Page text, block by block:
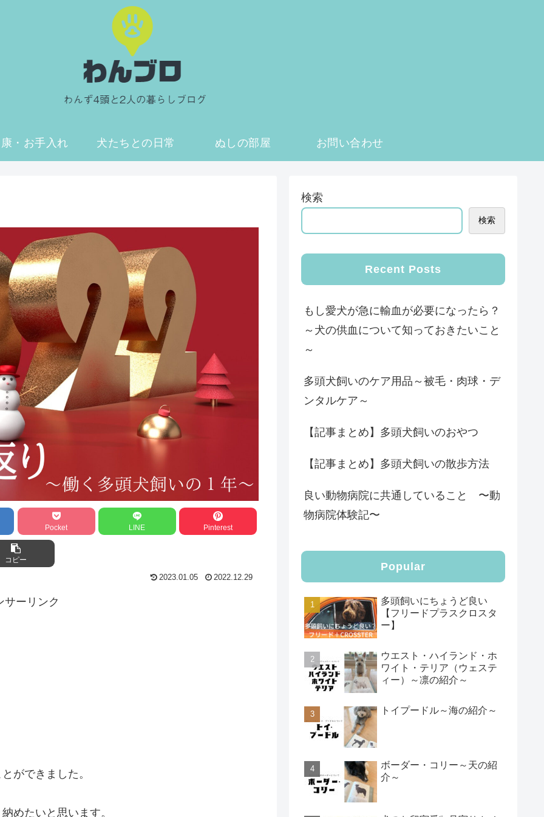
・お手入れ 犬たちとの日常 ぬしの部屋 お問い合わせ
Pocket LINE Pinterest
コピー
2023.01.05 2022.12.29
サーリンク
ができました。
めたいと思います。
検索
検索
Recent Posts
もし愛犬が急に輸血が必要になったら？
～犬の供血について知っておきたいこと
～
多頭犬飼いのケア用品～被毛・肉球・デ
ンタルケア～
【記事まとめ】多頭犬飼いのおやつ
【記事まとめ】多頭犬飼いの散歩方法
良い動物病院に共通していること 〜動
物病院体験記〜
Popular
多頭飼いにちょうど良い
【フリードプラスクロスタ
ー】
ウエスト・ハイランド・ホ
ワイト・テリア（ウェステ
ィー）～凛の紹介～
トイプードル～海の紹介～
ボーダー・コリー～天の紹
介～